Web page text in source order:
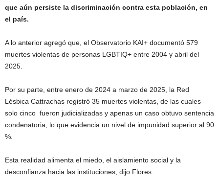
que aún persiste la discriminación contra esta población, en
el país.
A lo anterior agregó que, el Observatorio KAI+ documentó 579
muertes violentas de personas LGBTIQ+ entre 2004 y abril del
2025.
Por su parte, entre enero de 2024 a marzo de 2025, la Red
Lésbica Cattrachas registró 35 muertes violentas, de las cuales
solo cinco fueron judicializadas y apenas un caso obtuvo sentencia
condenatoria, lo que evidencia un nivel de impunidad superior al 90
%.
Esta realidad alimenta el miedo, el aislamiento social y la
desconfianza hacia las instituciones, dijo Flores.